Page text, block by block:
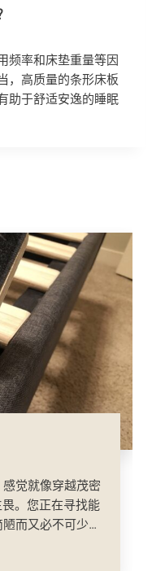
频率和床垫重量等因
，高质量的条形床板
助于舒适安逸的睡眠
觉就像穿越茂密
。您正在寻找能
而又必不可少的